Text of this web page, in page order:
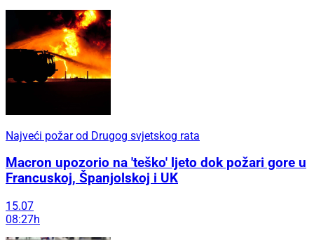
Najveći požar od Drugog svjetskog rata
Macron upozorio na 'teško' ljeto dok požari gore u
Francuskoj, Španjolskoj i UK
15.07
08:27h